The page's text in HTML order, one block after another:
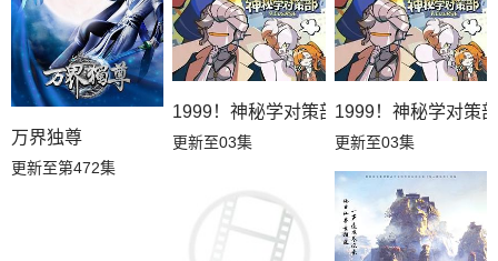
万界独尊
更新至第472集
1999！神秘学对策部英语
更新至03集
1999！神秘学对策
更新至03集